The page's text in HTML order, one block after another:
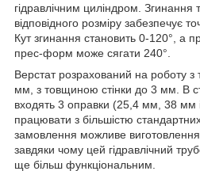
гідравлічним циліндром. Згинання
відповідного розміру забезпечує
Кут згинання становить 0-120°, а
прес-форм може сягати 240°.
Верстат розрахований на роботу
мм, з товщиною стінки до 3 мм. В
входять 3 оправки (25,4 мм, 38
працювати з більшістю
замовлення можливе
завдяки чому цей гідравлічний
ще більш функціональним.